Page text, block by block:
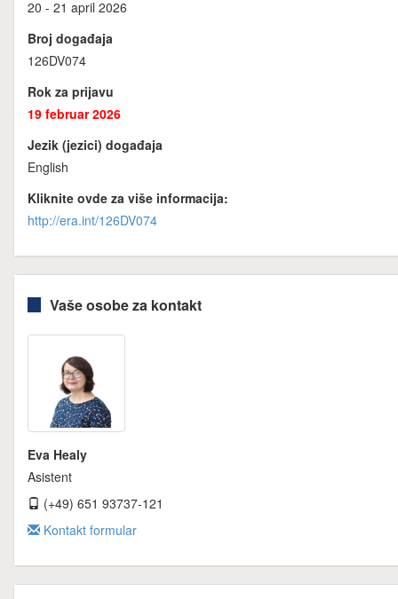
20 - 21 april 2026
Broj događaja
126DV074
Rok za prijavu
19 februar 2026
Jezik (jezici) događaja
English
Kliknite ovde za više informacija:
http://era.int/126DV074
Vaše osobe za kontakt
Eva Healy
Asistent
(+49) 651 93737-121
Kontakt formular